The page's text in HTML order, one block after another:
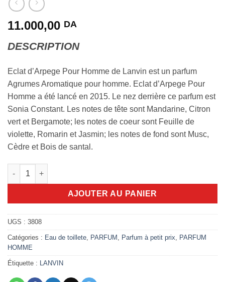
11.000,00 DA
DESCRIPTION
Eclat d’Arpege Pour Homme de Lanvin est un parfum
Agrumes Aromatique pour homme. Eclat d’Arpege Pour
Homme a été lancé en 2015. Le nez derrière ce parfum est
Sonia Constant. Les notes de tête sont Mandarine, Citron
vert et Bergamote; les notes de coeur sont Feuille de
violette, Romarin et Jasmin; les notes de fond sont Musc,
Cèdre et Bois de santal.
quantité de Eclat d'Arpege Pour Homme Lanvin 100ml edt
AJOUTER AU PANIER
UGS : 3808
Catégories : Eau de toillete PARFUM Parfum à petit prix
PARFUM
HOMME
Étiquette : LANVIN